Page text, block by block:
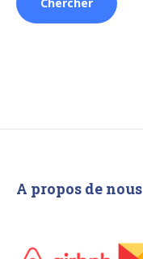
A propos de nous